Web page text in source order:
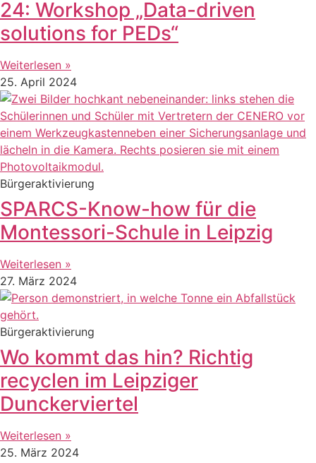
24: Workshop „Data-driven
solutions for PEDs“
Weiterlesen »
25. April 2024
Bürgeraktivierung
SPARCS-Know-how für die
Montessori-Schule in Leipzig
Weiterlesen »
27. März 2024
Bürgeraktivierung
Wo kommt das hin? Richtig
recyclen im Leipziger
Dunckerviertel
Weiterlesen »
25. März 2024